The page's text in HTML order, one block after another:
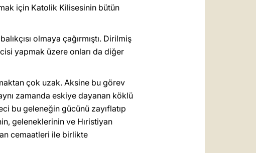
için Katolik Kilisesinin bütün
olmaya çağırmıştı. Dirilmiş
yapmak üzere onları da diğer
çok uzak. Aksine bu görev
zamanda eskiye dayanan köklü
bu geleneğin gücünü zayıflatıp
geleneklerinin ve Hıristiyan
cemaatleri ile birlikte